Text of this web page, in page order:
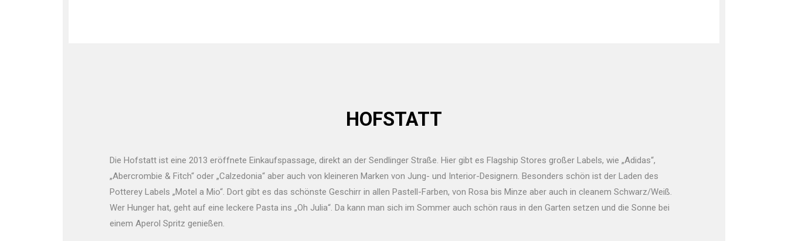
HOFSTATT
Die Hofstatt ist eine 2013 eröffnete Einkaufspassage, direkt an der Sendlinger Straße. Hier gibt es Flagship Stores großer Labels, wie „Adidas“,
„Abercrombie & Fitch“ oder „Calzedonia“ aber auch von kleineren Marken von Jung- und Interior-Designern. Besonders schön ist der Laden des
Potterey Labels „Motel a Mio“. Dort gibt es das schönste Geschirr in allen Pastell-Farben, von Rosa bis Minze aber auch in cleanem Schwarz/Weiß.
Wer Hunger hat, geht auf eine leckere Pasta ins „Oh Julia“. Da kann man sich im Sommer auch schön raus in den Garten setzen und die Sonne bei
einem Aperol Spritz genießen.